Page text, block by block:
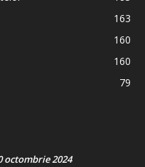
163
160
160
79
octombrie 2024